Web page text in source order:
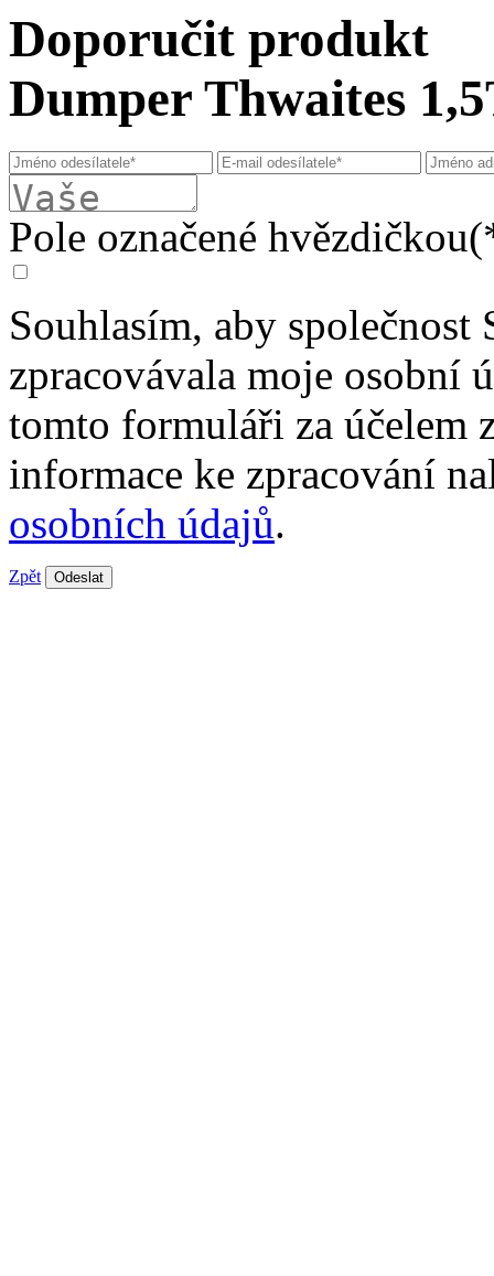
Doporučit produkt
Dumper Thwaites
Pole označené
Souhlasím, aby společnost
zpracovávala moje osobní
tomto formuláři za účelem
informace ke zpracování
osobních údajů.
Zpět Odeslat